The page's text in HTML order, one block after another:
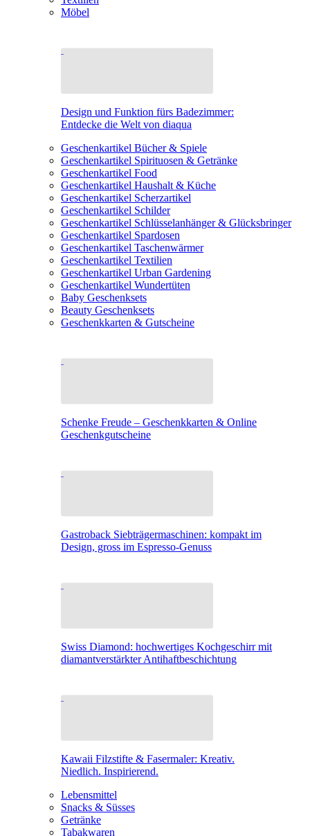
Möbel
Design und Funktion fürs Badezimmer:
Entdecke die Welt von diaqua
Geschenkartikel Bücher & Spiele
Geschenkartikel Spirituosen & Getränke
Geschenkartikel Food
Geschenkartikel Haushalt & Küche
Geschenkartikel Scherzartikel
Geschenkartikel Schilder
Geschenkartikel Schlüsselanhänger & Glücksbringer
Geschenkartikel Spardosen
Geschenkartikel Taschenwärmer
Geschenkartikel Textilien
Geschenkartikel Urban Gardening
Geschenkartikel Wundertüten
Baby Geschenksets
Beauty Geschenksets
Geschenkkarten & Gutscheine
Schenke Freude – Geschenkkarten & Online
Geschenkgutscheine
Gastroback Siebträgermaschinen: kompakt im
Design, gross im Espresso-Genuss
Swiss Diamond: hochwertiges Kochgeschirr mit
diamantverstärkter Antihaftbeschichtung
Kawaii Filzstifte & Fasermaler: Kreativ.
Niedlich. Inspirierend.
Lebensmittel
Snacks & Süsses
Getränke
Tabakwaren